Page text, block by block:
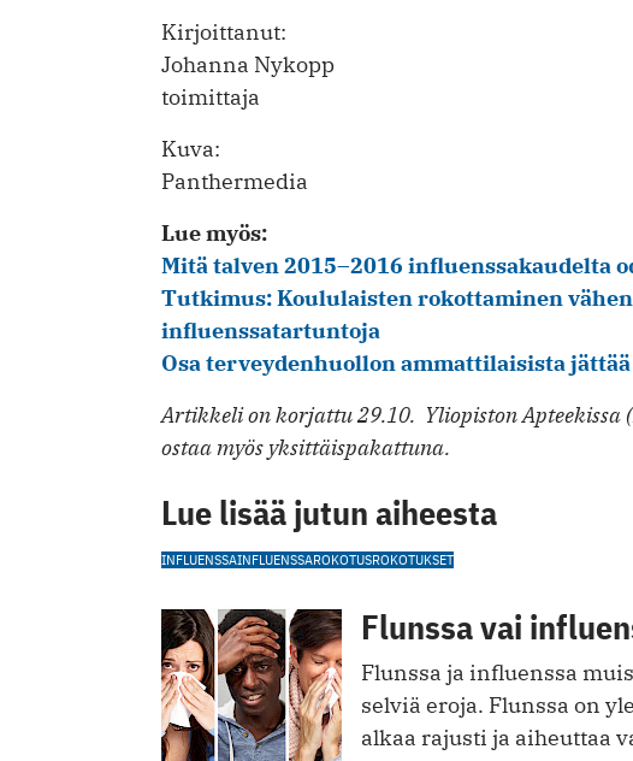
Kirjoittanut:
Johanna Nykopp
toimittaja
Kuva:
Panthermedia
Lue myös:
Mitä talven 2015–2016 influenssakaudelta
Tutkimus: Koululaisten rokottaminen
influenssatartuntoja
Osa terveydenhuollon ammattilaisista
Artikkeli on korjattu 29.10. Yliopiston Apteekissa
ostaa myös yksittäispakattuna.
Lue lisää jutun aiheesta
INFLUENSSAINFLUENSSAROKOTUSROKOTUKSET
Flunssa vai
Flunssa ja influenssa
selviä eroja. Flunssa on
alkaa rajusti ja aiheuttaa